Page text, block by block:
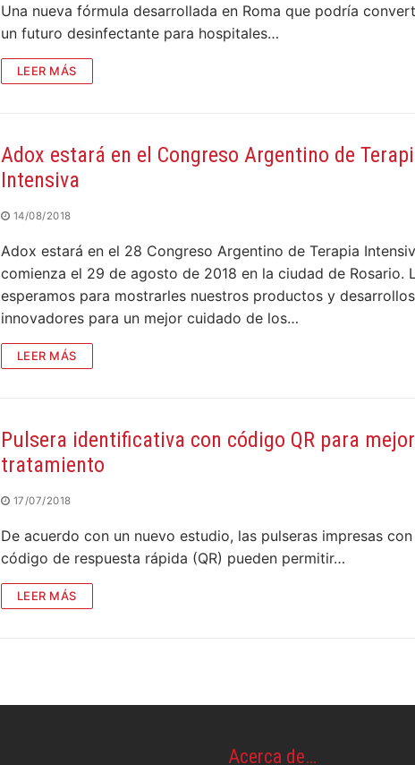
Una nueva fórmula desarrollada en Roma que podría
un futuro desinfectante para hospitales…
LEER MÁS
Adox estará en el Congreso Argentino de
Intensiva
14/08/2018
Adox estará en el 28 Congreso Argentino de Terapia
comienza el 29 de agosto de 2018 en la ciudad de Rosario.
esperamos para mostrarles nuestros productos y desarrollos
innovadores para un mejor cuidado de los…
LEER MÁS
Pulsera identificativa con código QR para mejor
tratamiento
17/07/2018
De acuerdo con un nuevo estudio, las pulseras impresas con
código de respuesta rápida (QR) pueden permitir…
LEER MÁS
Acerca de…